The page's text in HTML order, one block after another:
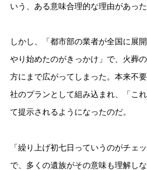
いう、ある意味合理的な理由があった
しかし、「都市部の業者が全国に展
やり始めたのがきっかけ」で、火葬
方にまで広がってしまった。本来不
社のプランとして組み込まれ、「こ
て提示されるようになったのだ。
「繰り上げ初七日っていうのがチェ
で、多くの遺族がその意味も理解し